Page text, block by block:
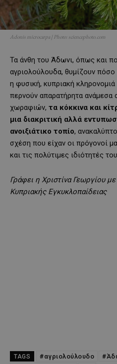
Adonis microcarpa | Photo: sciencephoto.com
Τα άνθη του Άδωνι, όπως και
αγριολούλουδα, θυμίζουν πόσο
η φυσική, κυπριακή
περνούν απαρατήρητα
χωραφιών, τα κόκκινα και
μια διακριτική αλλά
ανοιξιάτικο τοπίο,
σχέση που είχαν οι πρόγονοί
και τις πολύτιμες ιδιότητές
Γράφει η Χριστίνα Γεωργίου
Κυπριακής Εγκυκλοπαίδειας
TAGS #αγριολούλουδο